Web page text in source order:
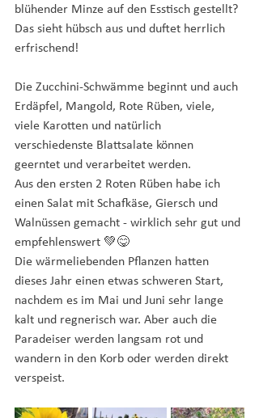
blühender Minze auf den Esstisch gestellt?
Das sieht hübsch aus und duftet herrlich
erfrischend!
Die Zucchini-Schwämme beginnt und auch
Erdäpfel, Mangold, Rote Rüben, viele,
viele Karotten und natürlich
verschiedenste Blattsalate können
geerntet und verarbeitet werden.
Aus den ersten 2 Roten Rüben habe ich
einen Salat mit Schafkäse, Giersch und
Walnüssen gemacht - wirklich sehr gut und
empfehlenswert 💚😋
Die wärmeliebenden Pflanzen hatten
dieses Jahr einen etwas schweren Start,
nachdem es im Mai und Juni sehr lange
kalt und regnerisch war. Aber auch die
Paradeiser werden langsam rot und
wandern in den Korb oder werden direkt
verspeist.